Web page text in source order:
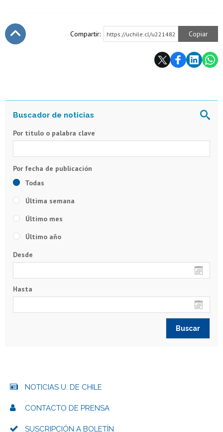
Compartir: https://uchile.cl/u221482 Copiar
Por título o palabra clave
Todas
Última semana
Último mes
Último año
Desde
Hasta
NOTICIAS U. DE CHILE
CONTACTO DE PRENSA
SUSCRIPCIÓN A BOLETÍN